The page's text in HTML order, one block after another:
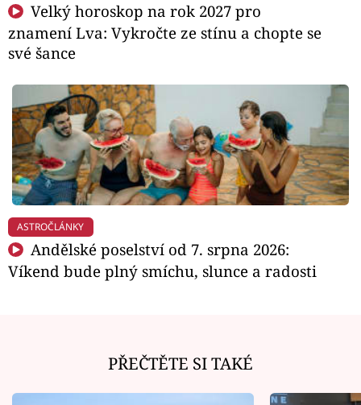
Velký horoskop na rok 2027 pro
znamení Lva: Vykročte ze stínu a chopte se
své šance
ASTROČLÁNKY
Andělské poselství od 7. srpna 2026:
Víkend bude plný smíchu, slunce a radosti
PŘEČTĚTE SI TAKÉ